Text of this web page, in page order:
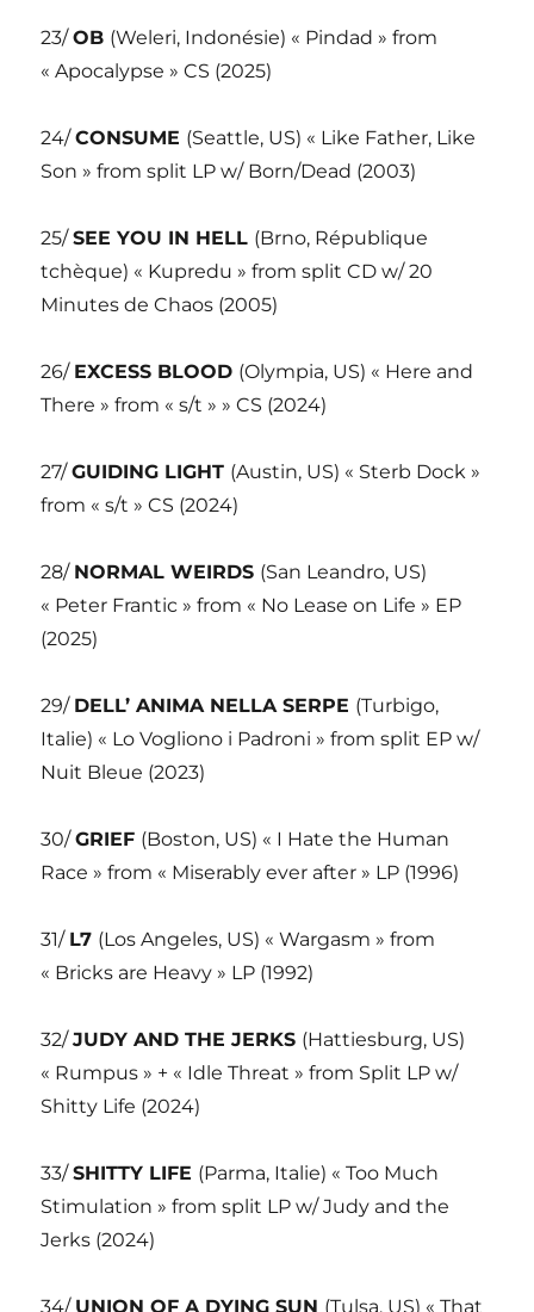
23/OB (Weleri, Indonésie) « Pindad » from
« Apocalypse » CS (2025)
24/CONSUME (Seattle, US) « Like Father, Like
Son » from split LP w/ Born/Dead (2003)
25/SEE YOU IN HELL (Brno, République
tchèque) « Kupredu » from split CD w/ 20
Minutes de Chaos (2005)
26/ EXCESS BLOOD (Olympia, US) « Here and
There » from « s/t » » CS (2024)
27/GUIDING LIGHT (Austin, US) « Sterb Dock »
from « s/t » CS (2024)
28/ NORMAL WEIRDS (San Leandro, US)
« Peter Frantic » from « No Lease on Life » EP
(2025)
29/ DELL’ ANIMA NELLA SERPE (Turbigo,
Italie) « Lo Vogliono i Padroni » from split EP w/
Nuit Bleue (2023)
30/GRIEF (Boston, US) « I Hate the Human
Race » from « Miserably ever after » LP (1996)
31/ L7 (Los Angeles, US) « Wargasm » from
« Bricks are Heavy » LP (1992)
32/JUDY AND THE JERKS (Hattiesburg, US)
« Rumpus » + « Idle Threat » from Split LP w/
Shitty Life (2024)
33/SHITTY LIFE (Parma, Italie) « Too Much
Stimulation » from split LP w/ Judy and the
Jerks (2024)
34/ UNION OF A DYING SUN (Tulsa, US) « That